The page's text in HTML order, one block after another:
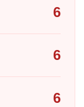
669
627
601